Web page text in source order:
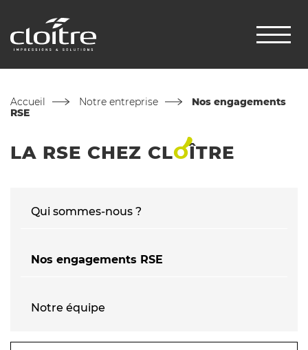
Accueil Notre entreprise
Nos engagements
RSE
LA RSE CHEZ CLOÎTRE
Qui sommes-nous ?
Nos engagements RSE
Notre équipe